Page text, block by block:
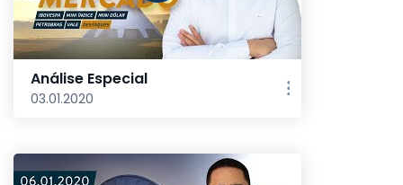
Análise Especial
03.01.2020